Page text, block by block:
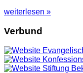
weiterlesen »
Verbund